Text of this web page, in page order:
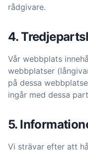
rådgivare.
4.
Vår webbplats
webbplatser
på dessa
ingår med dessa
5.
Vi strävar efter att